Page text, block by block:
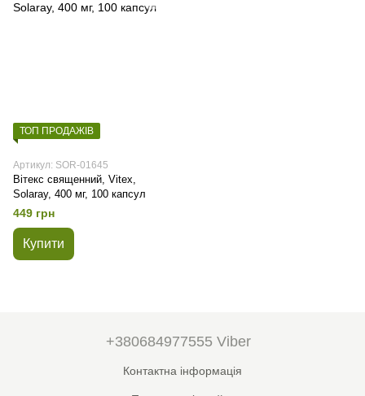
ТОП ПРОДАЖІВ
Артикул: SOR-01645
Вітекс священний, Vitex,
Solaray, 400 мг, 100 капсул
449 грн
Купити
+380684977555 Viber
Контактна інформація